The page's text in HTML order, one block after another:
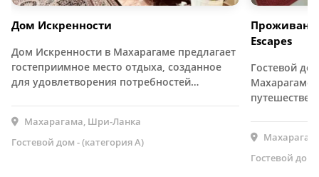
Дом Искренности
Дом Искренности в Махарагаме предлагает
гостеприимное место отдыха, созданное
для удовлетворения потребностей…
Махарагама, Шри-Ланка
Гостевой дом - (категория А)
Escapes
Гостевой
Махарагаме
Гостевой дом